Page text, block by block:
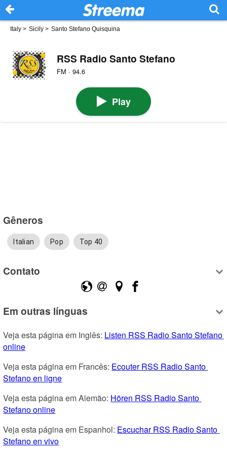
Italy > Sicily > Santo Stefano Quisquina
RSS Radio Santo Stefano
FM · 94.6
Play
Gêneros
Italian Pop Top 40
Contato
Em outras línguas
Veja esta página em Inglês: Listen RSS Radio Santo Stefano
online
Veja esta página em Francês: Ecouter RSS Radio Santo
Stefano en ligne
Veja esta página em Alemão: Hören RSS Radio Santo
Stefano online
Veja esta página em Espanhol: Escuchar RSS Radio Santo
Stefano en vivo